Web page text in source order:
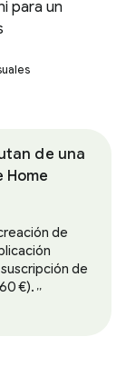
para un
de una
Home
de
de
€). ,,